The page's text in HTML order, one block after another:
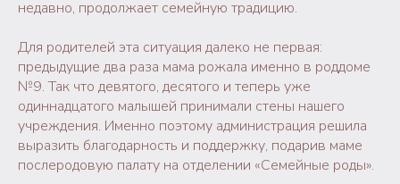
недавно, продолжает семейную традицию.
Для родителей эта ситуация далеко не первая:
предыдущие два раза мама рожала именно в роддоме
№9. Так что девятого, десятого и теперь уже
одиннадцатого малышей принимали стены нашего
учреждения. Именно поэтому администрация решила
выразить благодарность и поддержку, подарив маме
послеродовую палату на отделении «Семейные роды».